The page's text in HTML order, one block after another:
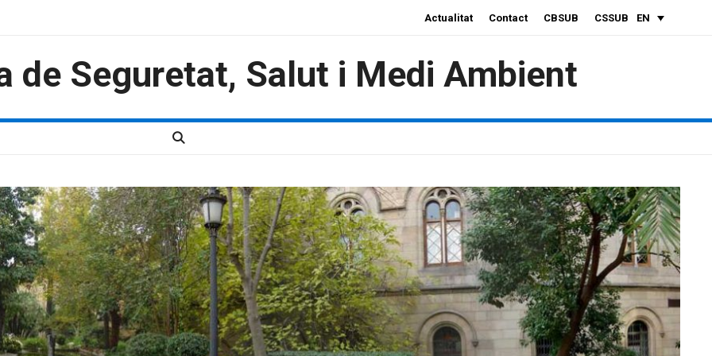
EN
Actualitat Contact CBSUB CSSUB
de Seguretat, Salut i Medi Ambient